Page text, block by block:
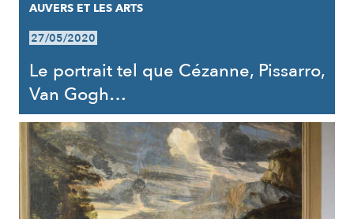
AUVERS ET LES ARTS
27/05/2020
Le portrait tel que Cézanne, Pissarro,
Van Gogh…